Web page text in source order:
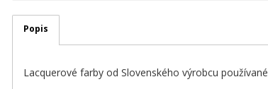
Popis
Lacquerové farby od Slovenského výrobcu